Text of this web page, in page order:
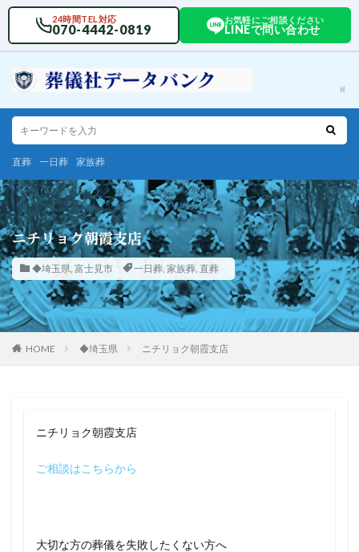
24時間TEL対応
070-4442-0819
お気軽にご相談ください
LINEで問い合わせ
直葬 一日葬 家族葬
ニチリョク朝霞支店
◆埼玉県, 富士見市 一日葬, 家族葬, 直葬
HOME ◆埼玉県 ニチリョク朝霞支店
ニチリョク朝霞支店
ご相談はこちらから
大切な方の葬儀を失敗したくない方へ